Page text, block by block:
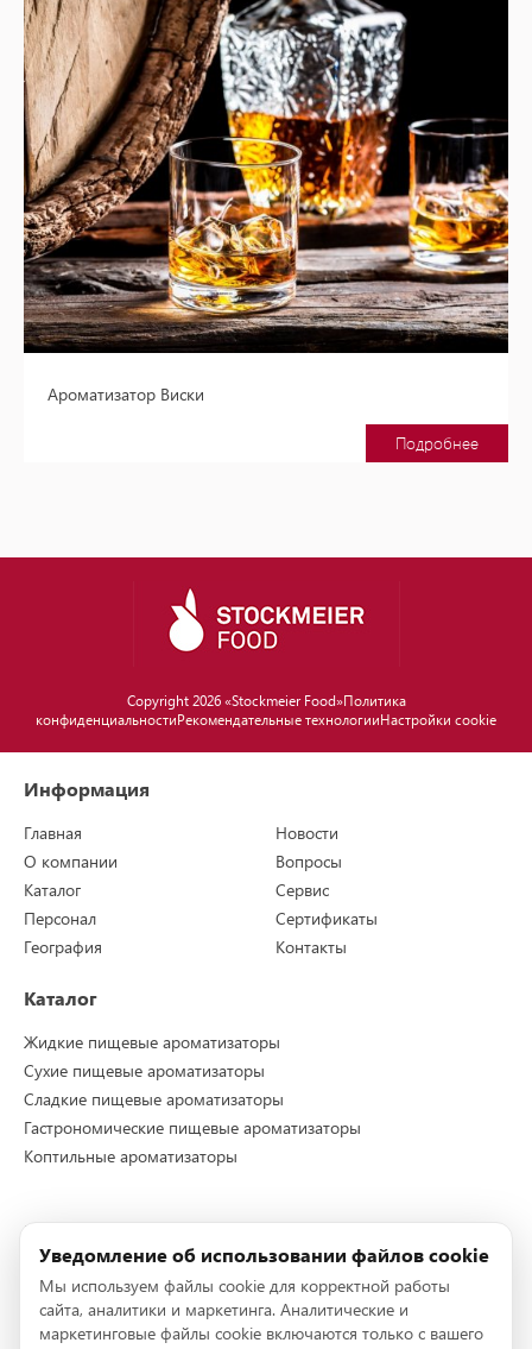
Ароматизатор Виски
Подробнее
Copyright 2026 «Stockmeier Food»Политика
конфиденциальностиРекомендательные технологииНастройки cookie
Информация
Главная
О компании
Каталог
Персонал
География
Новости
Вопросы
Сервис
Сертификаты
Контакты
Каталог
Жидкие пищевые ароматизаторы
Сухие пищевые ароматизаторы
Сладкие пищевые ароматизаторы
Гастрономические пищевые ароматизаторы
Коптильные ароматизаторы
Контакты
Телефон:
+7 (495) 228-72-96
Телефон: +7 (495) 228-72-95
E-mail: info@stockmeier-food.ru
Уведомление об использовании файлов cookie
Мы используем файлы cookie для корректной работы
сайта, аналитики и маркетинга. Аналитические и
маркетинговые файлы cookie включаются только с вашего